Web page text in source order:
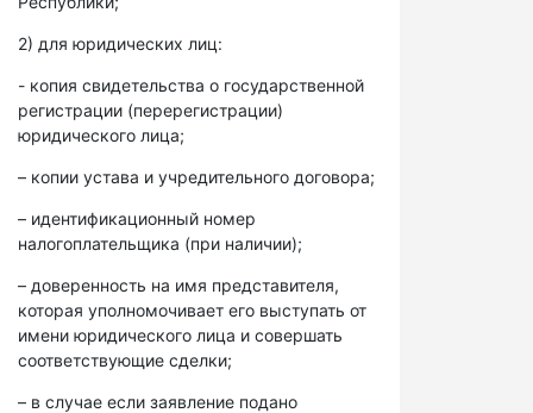
2) для юридических лиц:
- копия свидетельства о государственной
регистрации (перерегистрации)
юридического лица;
– копии устава и учредительного договора;
– идентификационный номер
налогоплательщика (при наличии);
– доверенность на имя представителя,
которая уполномочивает его выступать от
имени юридического лица и совершать
соответствующие сделки;
– в случае если заявление подано